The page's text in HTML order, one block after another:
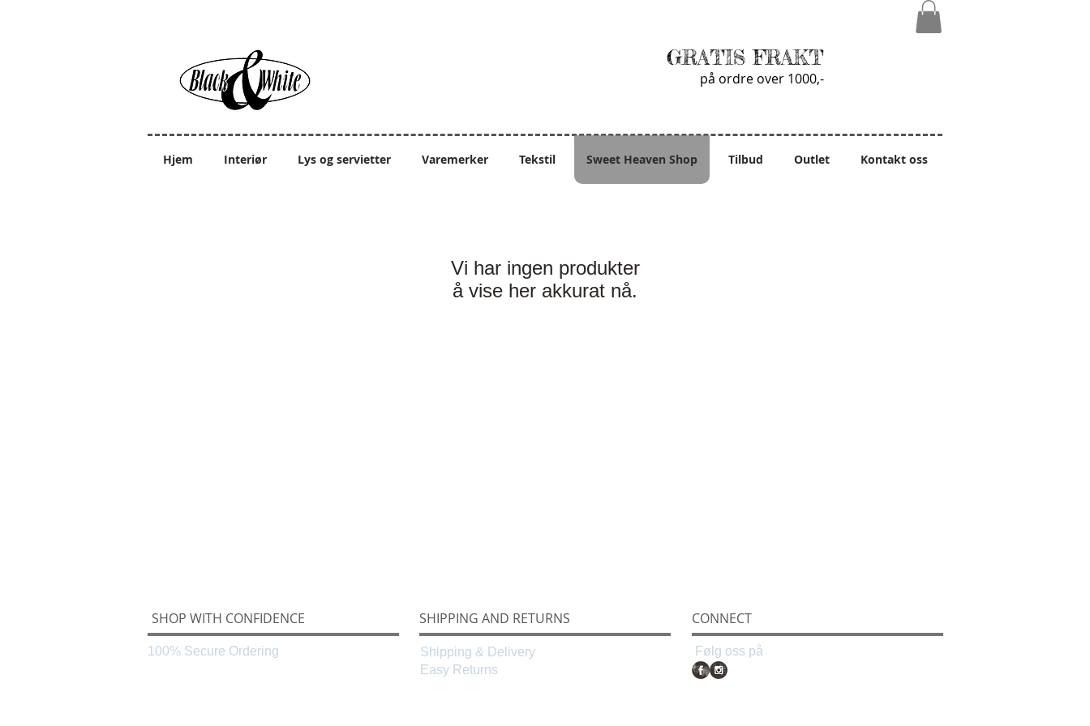
GRATIS FRAKT
på ordre over 1000,-
Hjem Interiør Lys og servietter Varemerker Tekstil Sweet Heaven Shop Tilbud Outlet Kontakt oss
Vi har ingen produkter
å vise her akkurat nå.
SHOP WITH CONFIDENCE
100% Secure Ordering
SHIPPING AND RETURNS
Shipping & Delivery
Easy Returns
CONNECT
Følg oss på